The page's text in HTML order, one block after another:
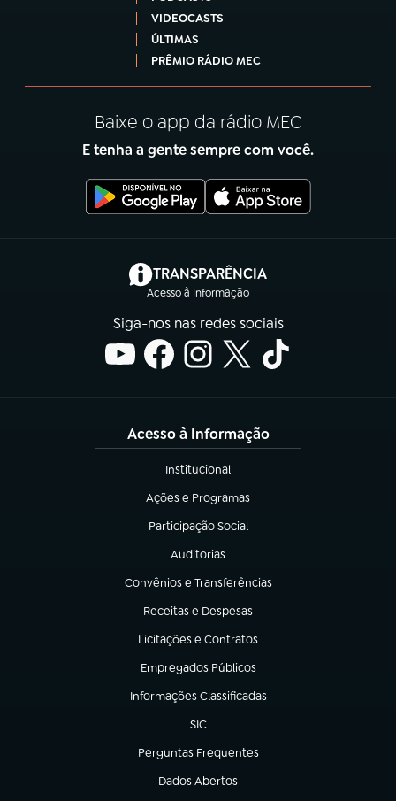
VIDEOCASTS
ÚLTIMAS
PRÊMIO RÁDIO MEC
Baixe o app da rádio MEC
E tenha a gente sempre com você.
TRANSPARÊNCIA
Acesso à Informação
(abre em nova aba)
Siga-nos nas redes sociais
Acesso à Informação
Institucional
(abre em nova aba)
Ações e Programas
(abre em nova aba)
Participação Social
(abre em nova aba)
Auditorias
(abre em nova aba)
Convênios e Transferências
(abre em nova aba)
Receitas e Despesas
(abre em nova aba)
Licitações e Contratos
(abre em nova aba)
Empregados Públicos
(abre em nova aba)
Informações Classificadas
(abre em nova aba)
SIC
(abre em nova aba)
Perguntas Frequentes
(abre em nova aba)
Dados Abertos
(abre em nova aba)